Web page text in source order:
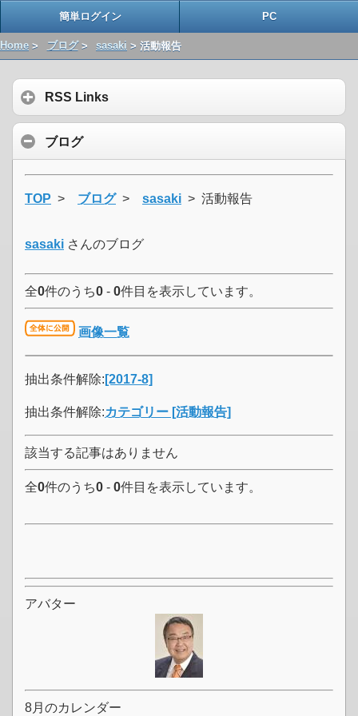
簡単ログイン PC
Home > ブログ> sasaki > 活動報告
RSS Links
ブログ
TOP > ブログ> sasaki > 活動報告
sasaki さんのブログ
全0件のうち0 - 0件目を表示しています。
画像一覧
抽出条件解除: [2017-8]
抽出条件解除:カテゴリー [活動報告]
該当する記事はありません
全0件のうち0 - 0件目を表示しています。
アバター
8月のカレンダー